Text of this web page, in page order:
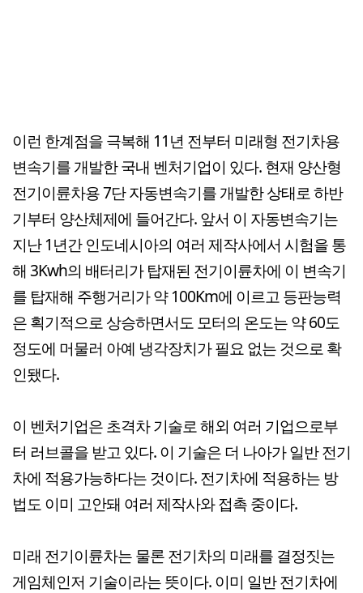
이런 한계점을 극복해 11년 전부터 미래형 전기차용
변속기를 개발한 국내 벤처기업이 있다. 현재 양산형
전기이륜차용 7단 자동변속기를 개발한 상태로 하반
기부터 양산체제에 들어간다. 앞서 이 자동변속기는
지난 1년간 인도네시아의 여러 제작사에서 시험을 통
해 3Kwh의 배터리가 탑재된 전기이륜차에 이 변속기
를 탑재해 주행거리가 약 100Km에 이르고 등판능력
은 획기적으로 상승하면서도 모터의 온도는 약 60도
정도에 머물러 아예 냉각장치가 필요 없는 것으로 확
인됐다.
이 벤처기업은 초격차 기술로 해외 여러 기업으로부
터 러브콜을 받고 있다. 이 기술은 더 나아가 일반 전기
차에 적용가능하다는 것이다. 전기차에 적용하는 방
법도 이미 고안돼 여러 제작사와 접촉 중이다.
미래 전기이륜차는 물론 전기차의 미래를 결정짓는
게임체인저 기술이라는 뜻이다. 이미 일반 전기차에